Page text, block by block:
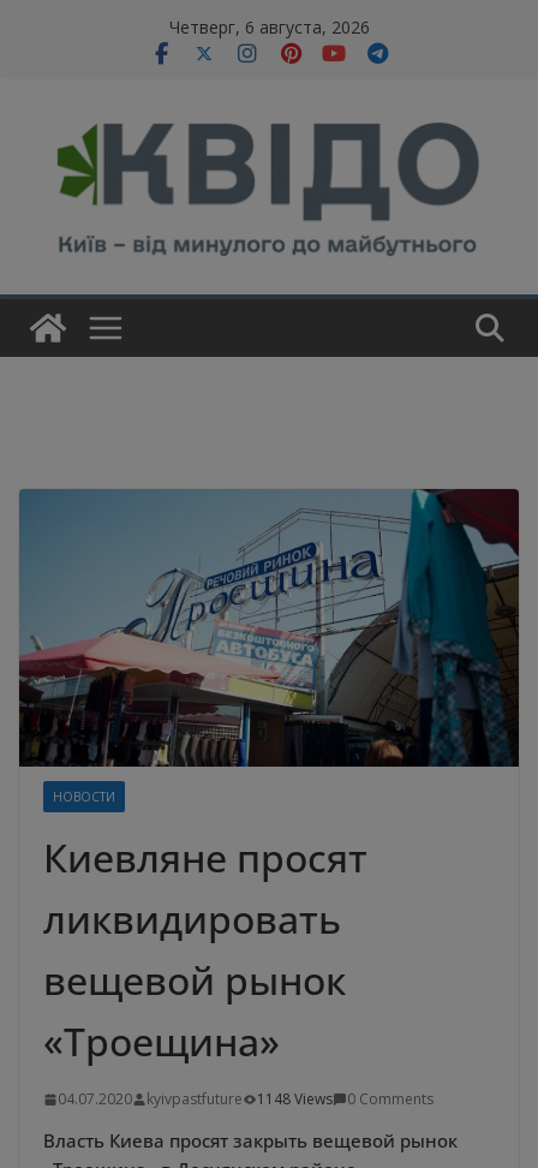
Четверг, 6 августа, 2026
НОВОСТИ
Киевляне просят
ликвидировать
вещевой рынок
«Троещина»
04.07.2020 kyivpastfuture 1148 Views 0 Comments
Власть Киева просят закрыть вещевой рынок
modal-check